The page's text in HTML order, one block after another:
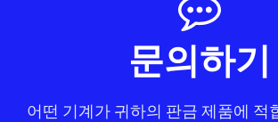
문의하기
어떤 기계가 귀하의 판금 제품에 적